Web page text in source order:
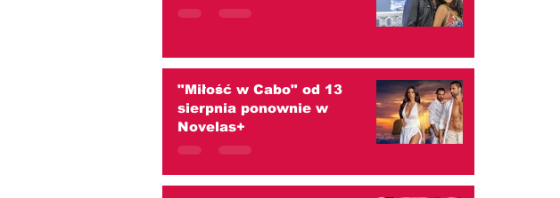
"Miłość w Cabo" od 13
sierpnia ponownie w
Novelas+